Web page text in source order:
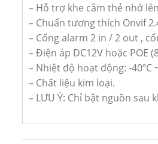
– Hỗ trợ khe cắm thẻ nhớ
– Chuẩn tương thích Onvif
– Cổng alarm 2 in / 2 out ,
– Điện áp DC12V hoặc POE
– Nhiệt độ hoạt động: -40ºC
– Chất liệu kim loại.
– LƯU Ý: Chỉ bật nguồn sau